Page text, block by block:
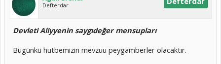
Defterdar
Devleti Aliyyenin saygıdeğer mensupları
Bugünkü hutbemizin mevzuu peygamberler olacaktır.